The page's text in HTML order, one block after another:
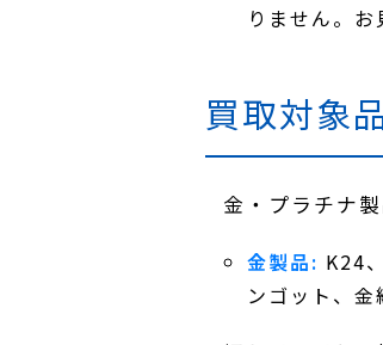
りません。
買取対象
金・プラチナ
金製品: K24
ンゴット、金